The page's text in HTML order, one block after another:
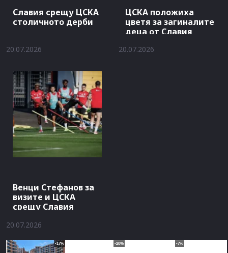
Славия срещу ЦСКА
столичното дерби
20.07.2026
ЦСКА положиха
цветя за загиналите
деца от Славия
20.07.2026
Венци Стефанов за
визите и ЦСКА
срещу Славия
20.07.2026